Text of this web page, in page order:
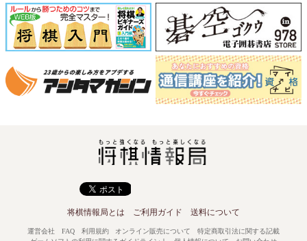
将棋情報局とは ご利用ガイド 送料について
運営会社 FAQ 利用規約 オンライン販売について
特定商取引法に関する記載